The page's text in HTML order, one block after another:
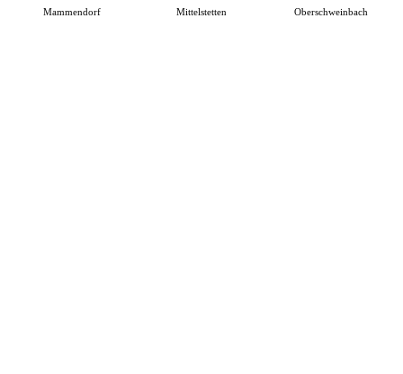
Mammendorf Mittelstetten Oberschweinbach